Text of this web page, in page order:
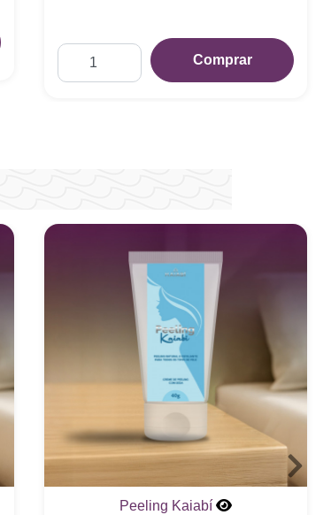
Comprar
Peeling Kaiabí